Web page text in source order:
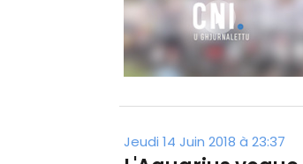
Jeudi 14 Juin 2018 à 23:37